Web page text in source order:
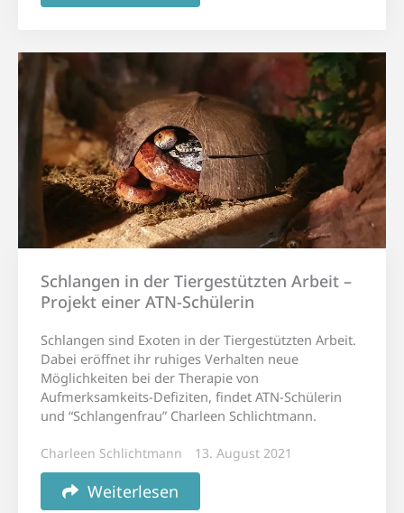
Schlangen in der Tiergestützten Arbeit –
Projekt einer ATN-Schülerin
Schlangen sind Exoten in der Tiergestützten Arbeit.
Dabei eröffnet ihr ruhiges Verhalten neue
Möglichkeiten bei der Therapie von
Aufmerksamkeits-Defiziten, findet ATN-Schülerin
und “Schlangenfrau” Charleen Schlichtmann.
Charleen Schlichtmann 13. August 2021
Weiterlesen